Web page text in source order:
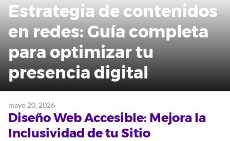
Estrategia de contenidos
en redes: Guía completa
para optimizar tu
presencia digital
mayo 20, 2026
Diseño Web Accesible: Mejora la
Inclusividad de tu Sitio